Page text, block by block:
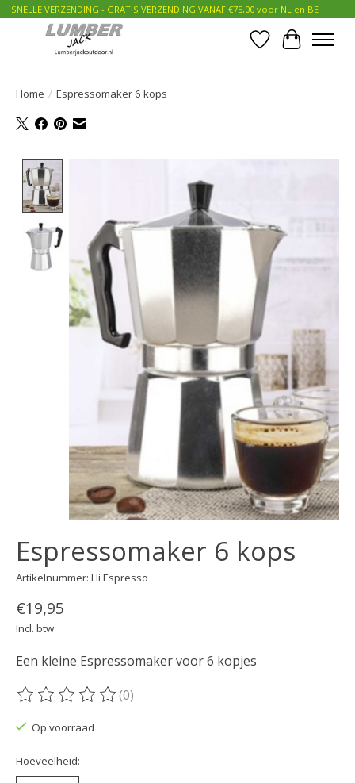
SNELLE VERZENDING - GRATIS VERZENDING VANAF €75,00 voor NL en BE
Verlanglijst
Home / Espressomaker 6 kops
Espressomaker 6 kops
Artikelnummer: Hi Espresso
€19,95
Incl. btw
Een kleine Espressomaker voor 6 kopjes
De beoordeling van dit product is
(0)
Op voorraad
Hoeveelheid: